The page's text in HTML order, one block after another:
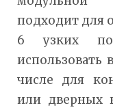
подходит для
6 узких
использовать
числе для
или дверных